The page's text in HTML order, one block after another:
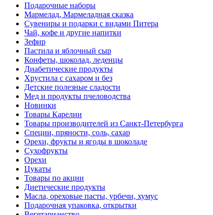
Подарочные наборы
Мармелад, Мармеладная сказка
Сувениры и подарки с видами Питера
Чай, кофе и другие напитки
Зефир
Пастила и яблочный сыр
Конфеты, шоколад, леденцы
Диабетические продукты
Хрустила с сахаром и без
Детские полезные сладости
Мед и продукты пчеловодства
Новинки
Товары Карелии
Товары производителей из Санкт-Петербурга
Специи, пряности, соль, сахар
Орехи, фрукты и ягоды в шоколаде
Сухофрукты
Орехи
Цукаты
Товары по акции
Диетические продукты
Масла, ореховые пасты, урбечи, хумус
Подарочная упаковка, открытки